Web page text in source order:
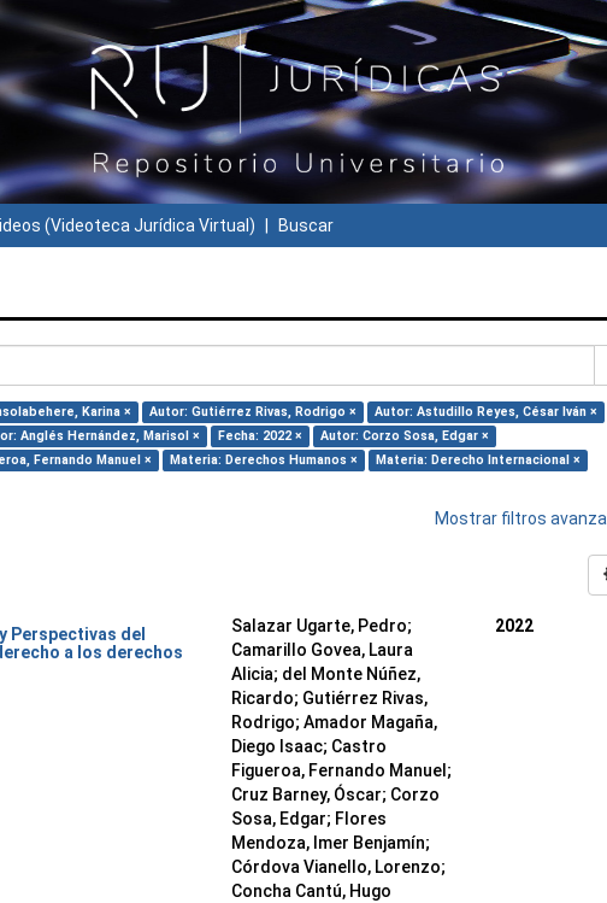
(Videoteca Jurídica Virtual) Buscar
Karina × Autor: Gutiérrez Rivas, Rodrigo ×
Autor: Astudillo Reyes, César Iván ×
Anglés Hernández, Marisol × Fecha: 2022 ×
Autor: Corzo Sosa, Edgar ×
Fernando Manuel × Materia: Derechos Humanos ×
Materia: Derecho Internacional ×
Mostrar filtros
Perspectivas del
a los derechos
Salazar Ugarte, Pedro;
Camarillo Govea, Laura
Alicia; del Monte Núñez,
Ricardo; Gutiérrez Rivas,
Rodrigo; Amador Magaña,
Diego Isaac; Castro
Figueroa, Fernando Manuel ;
Cruz Barney, Óscar; Corzo
Sosa, Edgar; Flores
Mendoza, Imer Benjamín;
Córdova Vianello, Lorenzo;
Concha Cantú, Hugo
2022